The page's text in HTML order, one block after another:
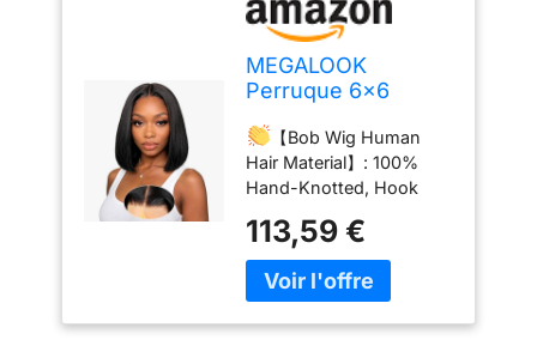
MEGALOOK
Perruque 6x6
Glueless Bob Wig
Bleached Knot 12
Inch
【Bob Wig Human
Hair Material】: 100%
Hand-Knotted, Hook
100% untreated Brazilian
Human Hair, Cut From a
Young Healthy Donor,
113,59 €